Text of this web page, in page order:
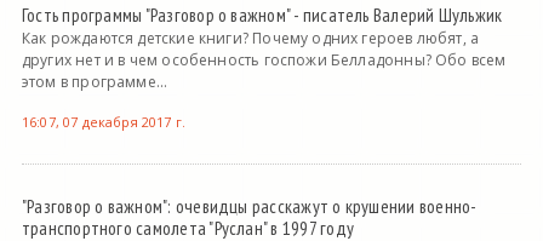
Гость программы "Разговор о важном" - писатель Валерий Шульжик
Как рождаются детские книги? Почему одних героев любят, а
других нет и в чем особенность госпожи Белладонны? Обо всем
этом в программе...
16:07, 07 декабря 2017 г.
"Разговор о важном": очевидцы расскажут о крушении военно-
транспортного самолета "Руслан" в 1997 году